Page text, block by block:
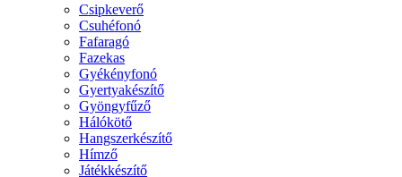
Csipkeverő
Csuhéfonó
Fafaragó
Fazekas
Gyékényfonó
Gyertyakészítő
Gyöngyfűző
Hálókötő
Hangszerkészítő
Hímző
Játékkészítő